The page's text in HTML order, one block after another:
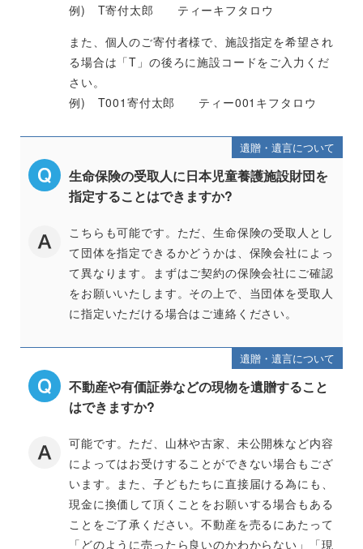
例) T寄付太郎 ティーキフタロウ
また、個人のご寄付者様で、施設指定を希望され
る場合は「T」の後ろに施設コードをご入力くだ
さい。
例) T001寄付太郎 ティー001キフタロウ
遺贈・遺言について
生命保険の受取人に日本児童養護施設財団を
指定することはできますか?
こちらも可能です。ただ、生命保険の受取人とし
て団体を指定できるかどうかは、保険会社によっ
て異なります。まずはご契約の保険会社にご確認
をお願いいたします。その上で、当団体を受取人
に指定いただける場合はご連絡ください。
遺贈・遺言について
不動産や有価証券などの現物を遺贈すること
はできますか?
可能です。ただ、山林や古家、未公開株など内容
によってはお受けすることができない場合もござ
います。また、子どもたちに直接届ける為にも、
現金に換価して頂くことをお願いする場合もある
ことをご了承ください。不動産を売るにあたって
「どのように売ったら良いのかわからない」「現